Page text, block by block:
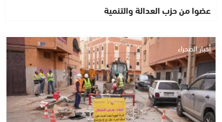
عضوا من حزب العدالة والتنمية
أخبار الصحراء